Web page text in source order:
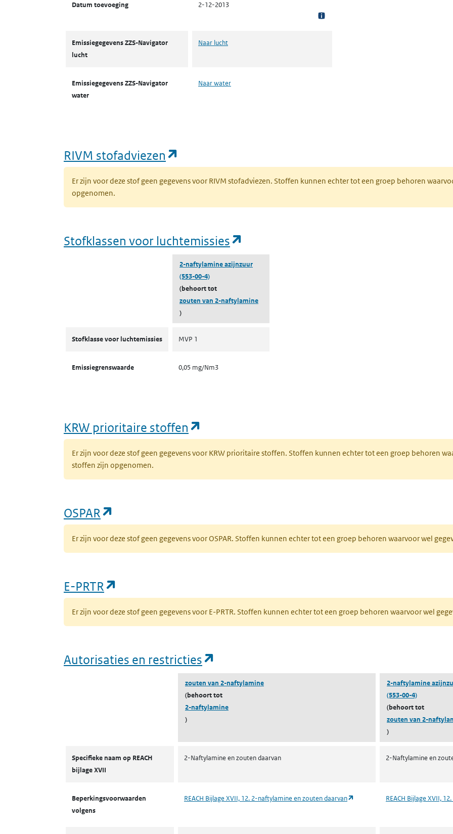
Datum toevoeging 2-12-2013
Emissiegegevens ZZS-Navigator
lucht
Naar lucht
Emissiegegevens ZZS-Navigator
water
Naar water
RIVM stofadviezen
Er zijn voor deze stof geen gegevens voor RIVM stofadviezen. Stoffen kunnen echter tot een groep behoren
opgenomen.
Stofklassen voor luchtemissies
2-naftylamine azijnzuur
(553-00-4)
(behoort tot
zouten van 2-naftylamine
)
Stofklasse voor luchtemissies MVP 1
Emissiegrenswaarde 0,05 mg/Nm3
KRW prioritaire stoffen
Er zijn voor deze stof geen gegevens voor KRW prioritaire stoffen. Stoffen kunnen echter tot een groep behoren
stoffen zijn opgenomen.
OSPAR
Er zijn voor deze stof geen gegevens voor OSPAR. Stoffen kunnen echter tot een groep behoren waarvoor wel
E-PRTR
Er zijn voor deze stof geen gegevens voor E-PRTR. Stoffen kunnen echter tot een groep behoren waarvoor wel
Autorisaties en restricties
zouten van 2-naftylamine
(behoort tot
2-naftylamine
)
2-naftylamine
(553-00-4)
(behoort tot
zouten van 2-
)
Specifieke naam op REACH
bijlage XVII
2-Naftylamine en zouten daarvan 2-Naftylamine en
Beperkingsvoorwaarden
volgens
REACH Bijlage XVII, 12. 2-naftylamine en zouten daarvan (opent in een nieuw tabblad)
REACH Bijlage XVII,